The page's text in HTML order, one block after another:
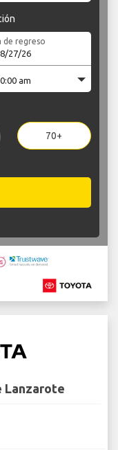
de regreso
70+
Lanzarote